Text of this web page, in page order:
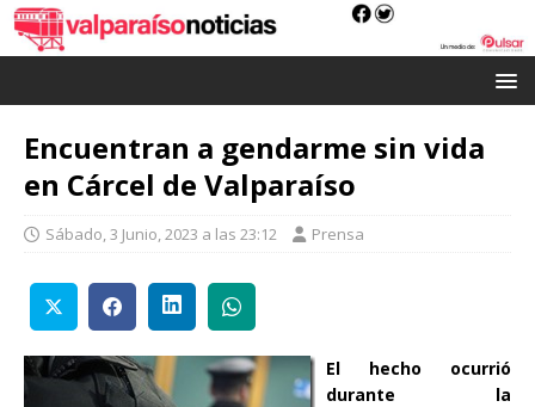
Encuentran a gendarme sin vida
en Cárcel de Valparaíso
Sábado, 3 Junio, 2023 a las 23:12 Prensa
El hecho ocurrió
durante la